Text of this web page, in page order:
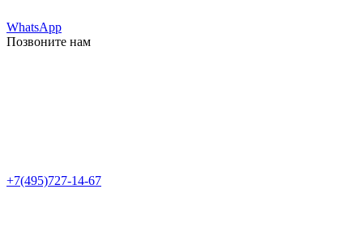
WhatsApp
Позвоните нам
+7(495)727-14-67